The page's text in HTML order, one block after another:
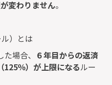
変わりません。
）とは
場合、 ６年目からの返済
125％）が上限になるルー